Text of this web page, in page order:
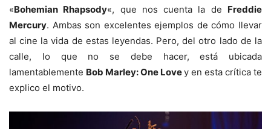
«Bohemian Rhapsody«, que nos cuenta la de Freddie
Mercury. Ambas son excelentes ejemplos de cómo llevar
al cine la vida de estas leyendas. Pero, del otro lado de la
calle, lo que no se debe hacer, está ubicada
lamentablemente Bob Marley: One Lovey en esta crítica te
explico el motivo.